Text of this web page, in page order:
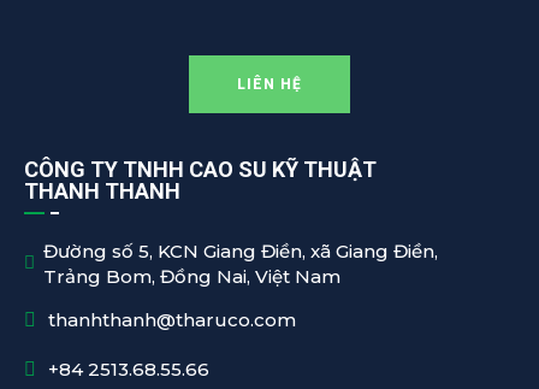
LIÊN HỆ
CÔNG TY TNHH CAO SU KỸ THUẬT
THANH THANH
Đường số 5, KCN Giang Điền, xã Giang Điền,
Trảng Bom, Đồng Nai, Việt Nam
thanhthanh@tharuco.com
+84 2513.68.55.66